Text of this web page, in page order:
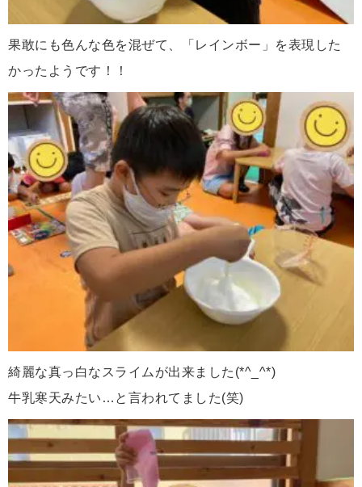
果敢にも色んな色を混ぜて、「レインボー」を表現した
かったようです！！
綺麗な真っ白なスライムが出来ました(*^_^*)
牛乳寒天みたい…と言われてました(笑)